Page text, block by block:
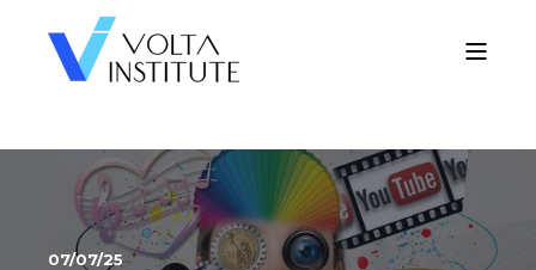
07/07/25